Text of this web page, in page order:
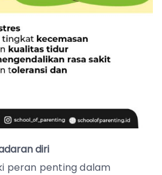
diri
peran penting dalam